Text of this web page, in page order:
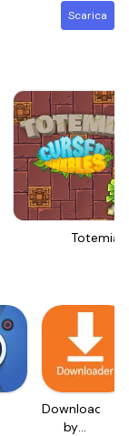
Scarica
Totemia
Downloader
by